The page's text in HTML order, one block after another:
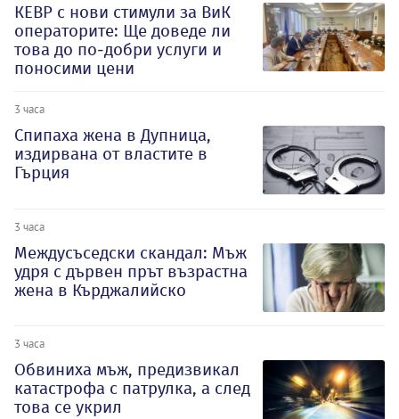
КЕВР с нови стимули за ВиК
операторите: Ще доведе ли
това до по-добри услуги и
поносими цени
3 часа
Спипаха жена в Дупница,
издирвана от властите в
Гърция
3 часа
Междусъседски скандал: Мъж
удря с дървен прът възрастна
жена в Кърджалийско
3 часа
Обвиниха мъж, предизвикал
катастрофа с патрулка, а след
това се укрил